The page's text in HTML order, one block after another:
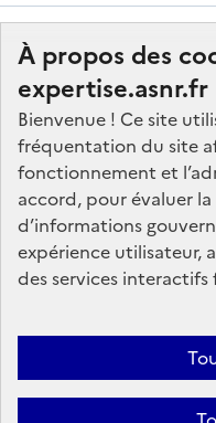
À propos des
expertise.asnr.fr
Bienvenue ! Ce site
fréquentation du site
fonctionnement et
accord, pour évaluer
d’informations
expérience utilisateur,
des services
Nos marchés
Nos offres d'emploi
FAQ
Glossaire
Plan du site